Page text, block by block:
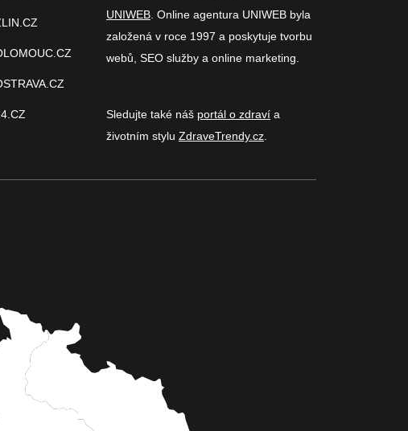
UNIWEB . Online agentura UNIWEB byla
založená v roce 1997 a poskytuje tvorbu
webů, SEO služby a online marketing.
Sledujte také náš portál o zdraví a
životním stylu ZdraveTrendy.cz